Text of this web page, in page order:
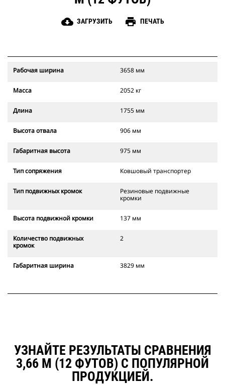
cloud_download ЗАГРУЗИТЬ print ПЕЧАТЬ
Рабочая ширина 3658 мм
Масса 2052 кг
Длина 1755 мм
Высота отвала 906 мм
Габаритная высота 975 мм
Тип сопряжения Ковшовый транспортер
Тип подвижных кромок
Резиновые подвижные
кромки
Высота подвижной кромки 137 мм
Количество подвижных
кромок
2
Габаритная ширина 3829 мм
УЗНАЙТЕ РЕЗУЛЬТАТЫ СРАВНЕНИЯ
3,66 М (12 ФУТОВ) С ПОПУЛЯРНОЙ
ПРОДУКЦИЕЙ.